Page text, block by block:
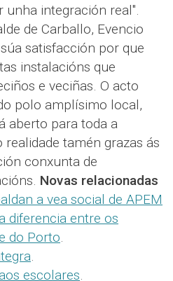
unha integración real".
de Carballo, Evencio
satisfacción por que
instalacións que
e veciñas. O acto
polo amplísimo local,
aberto para toda a
realidade tamén grazas ás
conxunta de
Novas relacionadas
a vea social de APEM
diferencia entre os
do Porto
escolares